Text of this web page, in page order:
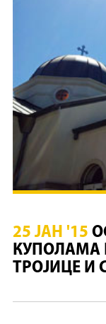
25 ЈАН '15
КУПОЛАМА
ТРОЈИЦЕ И